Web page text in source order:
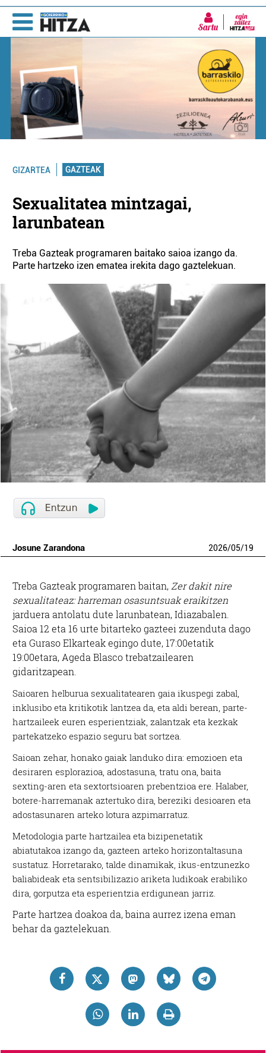
Sartu
GIZARTEA GAZTEAK
Sexualitatea mintzagai,
larunbatean
Treba Gazteak programaren baitako saioa izango da.
Parte hartzeko izen ematea irekita dago gaztelekuan.
Josune Zarandona 2026/05/19
Treba Gazteak programaren baitan,Zer dakit nire
sexualitateaz: harreman osasuntsuak eraikitzen
jarduera antolatu dute larunbatean, Idiazabalen.
Saioa 12 eta 16 urte bitarteko gazteei zuzenduta dago
eta Guraso Elkarteak egingo dute, 17:00etatik
19:00etara, Ageda Blasco trebatzailearen
gidaritzapean.
Saioaren helburua sexualitatearen gaia ikuspegi zabal,
inklusibo eta kritikotik lantzea da, eta aldi berean, parte-
hartzaileek euren esperientziak, zalantzak eta kezkak
partekatzeko espazio seguru bat sortzea.
Saioan zehar, honako gaiak landuko dira: emozioen eta
desiraren esplorazioa, adostasuna, tratu ona, baita
sexting-aren eta sextortsioaren prebentzioa ere. Halaber,
botere-harremanak aztertuko dira, bereziki desioaren eta
adostasunaren arteko lotura azpimarratuz.
Metodologia parte hartzailea eta bizipenetatik
abiatutakoa izango da, gazteen arteko horizontaltasuna
sustatuz. Horretarako, talde dinamikak, ikus-entzunezko
baliabideak eta sentsibilizazio ariketa ludikoak erabiliko
dira, gorputza eta esperientzia erdigunean jarriz.
Parte hartzea doakoa da, baina aurrez izena eman
behar da gaztelekuan.